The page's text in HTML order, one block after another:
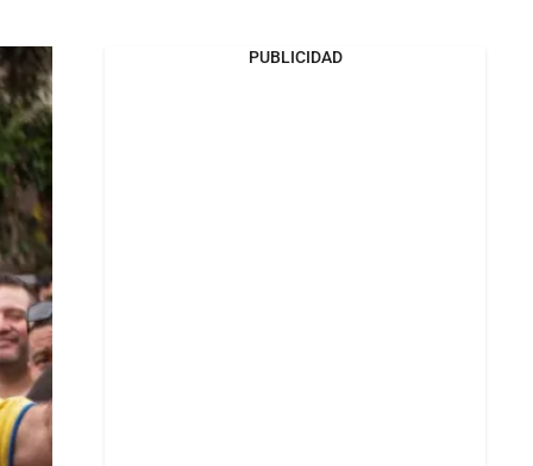
PUBLICIDAD